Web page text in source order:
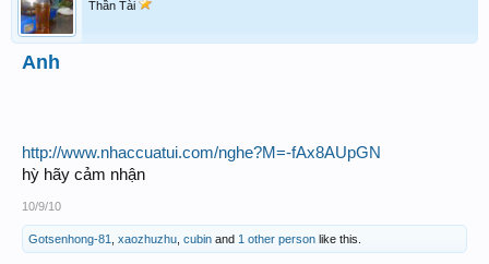
Nhưng thôi
Thần Tài
Anh
http://www.nhaccuatui.com/nghe?M=-fAx8AUpGN
hỳ hãy cảm nhận
10/9/10
Gotsenhong-81 xaozhuzhu cubin and 1 other person like this.